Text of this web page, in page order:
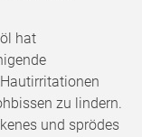
hat
zu lindern.
und sprödes